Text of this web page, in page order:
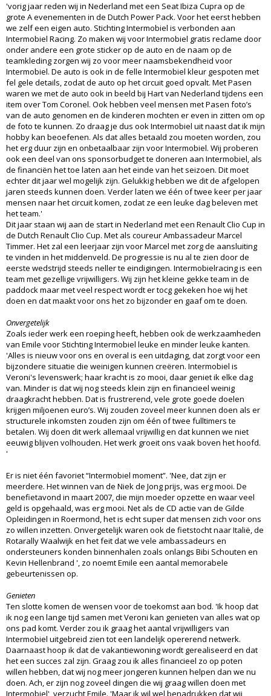
'vorig jaar reden wij in Nederland met een Seat Ibiza Cupra op de
grote A evenementen in de Dutch Power Pack. Voor het eerst hebben
we zelf een eigen auto. Stichting Intermobiel is verbonden aan
Intermobiel Racing. Zo maken wij voor Intermobiel gratis reclame door
onder andere een grote sticker op de auto en de naam op de
teamkleding zorgen wij zo voor meer naamsbekendheid voor
Intermobiel. De auto is ook in de felle Intermobiel kleur gespoten met
fel gele details, zodat de auto op het circuit goed opvalt. Met Pasen
waren we met de auto ook in beeld bij Hart van Nederland tijdens een
item over Tom Coronel. Ook hebben veel mensen met Pasen foto’s
van de auto genomen en de kinderen mochten er even in zitten om op
de foto te kunnen. Zo draag je dus ook Intermobiel uit naast dat ik mijn
hobby kan beoefenen. Als dat alles betaald zou moeten worden, zou
het erg duur zijn en onbetaalbaar zijn voor Intermobiel. Wij proberen
ook een deel van ons sponsorbudget te doneren aan Intermobiel, als
de financiën het toe laten aan het einde van het seizoen. Dit moet
echter dit jaar wel mogelijk zijn. Gelukkig hebben we dit de afgelopen
jaren steeds kunnen doen. Verder laten we één of twee keer per jaar
mensen naar het circuit komen, zodat ze een leuke dag beleven met
het team.'
Dit jaar staan wij aan de start in Nederland met een Renault Clio Cup in
de Dutch Renault Clio Cup. Met als coureur Ambassadeur Marcel
Timmer. Het zal een leerjaar zijn voor Marcel met zorg de aansluiting
te vinden in het middenveld. De progressie is nu al te zien door de
eerste wedstrijd steeds neller te eindigingen. Intermobielracing is een
team met gezellige vrijwilligers. Wij zijn het kleine gekke team in de
paddock maar met veel respect wordt er tocg gekeken hoe wij het
doen en dat maakt voor ons het zo bijzonder en gaaf om te doen.
Onvergetelijk
Zoals ieder werk een roeping heeft, hebben ook de werkzaamheden
van Emile voor Stichting Intermobiel leuke en minder leuke kanten.
'Alles is nieuw voor ons en overal is een uitdaging, dat zorgt voor een
bijzondere situatie die weinigen kunnen creëren. Intermobiel is
Veroni's levenswerk; haar kracht is zo mooi, daar geniet ik elke dag
van. Minder is dat wij nog steeds klein zijn en financieel weinig
draagkracht hebben. Dat is frustrerend, vele grote goede doelen
krijgen miljoenen euro’s. Wij zouden zoveel meer kunnen doen als er
structurele inkomsten zouden zijn om één of twee fulltimers te
betalen. Wij doen dit werk allemaal vrijwillig en dat kunnen we niet
eeuwig blijven volhouden. Het werk groeit ons vaak boven het hoofd.
'
Er is niet één favoriet “Intermobiel moment”. 'Nee, dat zijn er
meerdere. Het winnen van de Niek de Jong prijs, was erg mooi. De
benefietavond in maart 2007, die mijn moeder opzette en waar veel
geld is opgehaald, was erg mooi. Net als de CD actie van de Gilde
Opleidingen in Roermond, het is echt super dat mensen zich voor ons
zo willen inzetten. Onvergetelijk waren ook de fietstocht naar Italië, de
Rotarally Waalwijk en het feit dat we vele ambassadeurs en
ondersteuners konden binnenhalen zoals onlangs Bibi Schouten en
Kevin Hellenbrand ', zo noemt Emile een aantal memorabele
gebeurtenissen op.
Genieten
Ten slotte komen de wensen voor de toekomst aan bod. 'Ik hoop dat
ik nog een lange tijd samen met Veroni kan genieten van alles wat op
ons pad komt. Verder zou ik graag het aantal vrijwilligers van
Intermobiel uitgebreid zien tot een landelijk opererend netwerk.
Daarnaast hoop ik dat de vakantiewoning wordt gerealiseerd en dat
het een succes zal zijn. Graag zou ik alles financieel zo op poten
willen hebben, dat wij nog meer jongeren kunnen helpen dan we nu
doen. Ach, er zijn nog zoveel dingen die wij graag willen doen met
Intermobiel', verzucht Emile. 'Maar ik wil wel benadrukken dat wij